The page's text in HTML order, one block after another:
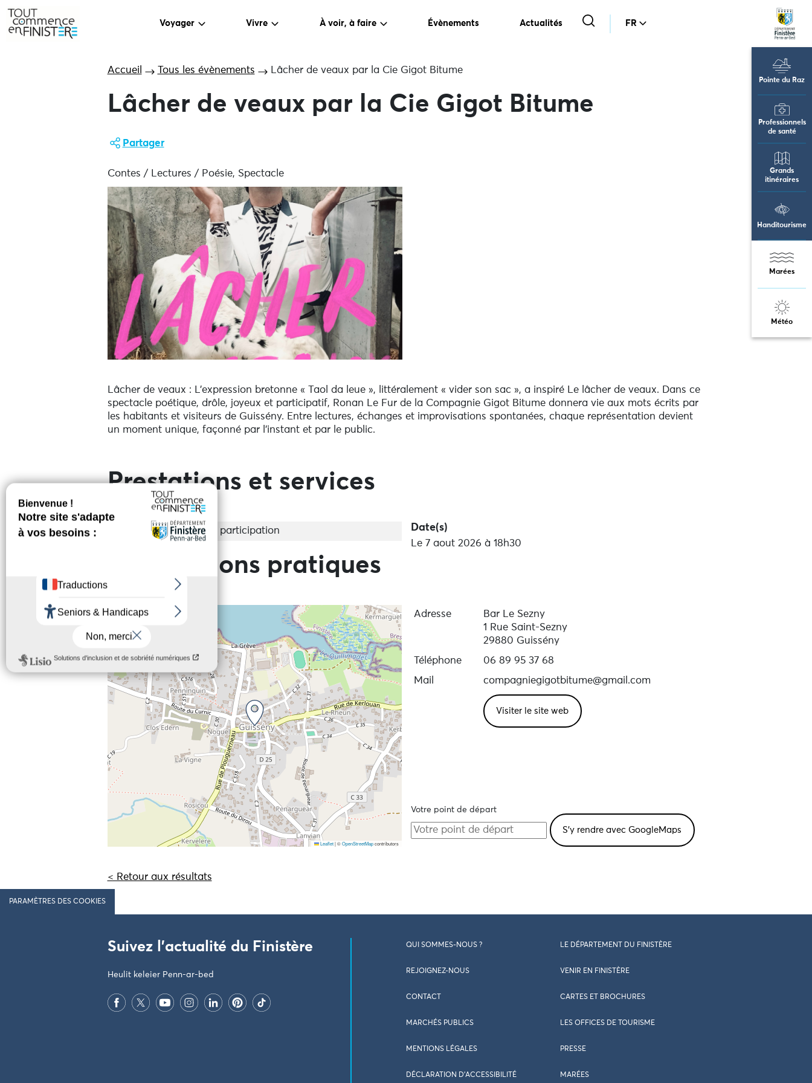
Voyager Vivre À voir, à faire Évènements Actualités FR
Pointe du Raz
Professionnels
de santé
Grands
itinéraires
Handitourisme
Marées
Météo
Accueil Tous les évènements Lâcher de veaux par la Cie Gigot Bitume
Lâcher de veaux par la Cie Gigot Bitume
Partager
Contes / Lectures / Poésie, Spectacle
Lâcher de veaux : L’expression bretonne « Taol da leue », littéralement « vider son sac », a inspiré Le lâcher de veaux. Dans ce
spectacle poétique, drôle, joyeux et participatif, Ronan Le Fur de la Compagnie Gigot Bitume donnera vie aux mots écrits par
les habitants et visiteurs de Guissény. Entre lectures, échanges et improvisations spontanées, chaque représentation devient
un moment unique, façonné par l’instant et par le public.
Prestations et services
Libre participation Date(s)
Le 7 aout 2026 à 18h30
Informations pratiques
+
−
Leaflet |©OpenStreetMapcontributors
Adresse
Bar Le Sezny
1 Rue Saint-Sezny
29880 Guissény
Téléphone
06 89 95 37 68
Mail
compagniegigotbitume@gmail.com
Visiter le site web
Votre point de départ
< Retour aux résultats
PARAMÈTRES DES COOKIES
Suivez l'actualité du Finistère
Heulit keleier Penn-ar-bed
QUI SOMMES-NOUS ? LE DÉPARTEMENT DU FINISTÈRE
REJOIGNEZ-NOUS VENIR EN FINISTÈRE
CONTACT CARTES ET BROCHURES
MARCHÉS PUBLICS LES OFFICES DE TOURISME
MENTIONS LÉGALES PRESSE
DÉCLARATION D’ACCESSIBILITÉ MARÉES